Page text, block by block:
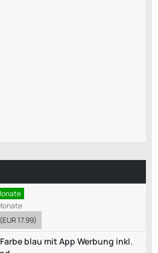
(EUR 17.99)
blau mit App Werbung inkl.